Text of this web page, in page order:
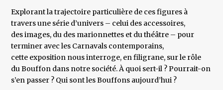
Explorant la trajectoire particulière de ces figures à
travers une série d’univers – celui des accessoires,
des images, du des marionnettes et du théâtre – pour
terminer avec les Carnavals contemporains,
cette exposition nous interroge, en filigrane, sur le rôle
du Bouffon dans notre société. À quoi sert-il ? Pourrait-on
s’en passer ? Qui sont les Bouffons aujourd’hui ?